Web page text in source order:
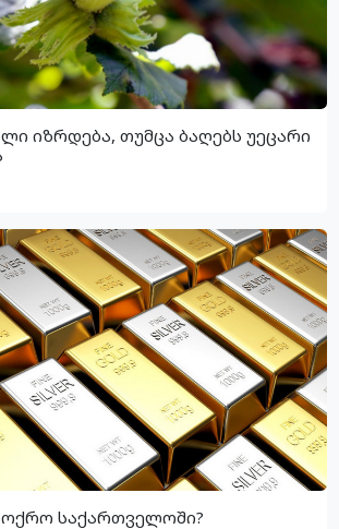
იზრდება, თუმცა ბაღებს უეცარი
საქართველოში?